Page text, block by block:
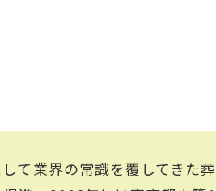
て業界の常識を覆してきた葬